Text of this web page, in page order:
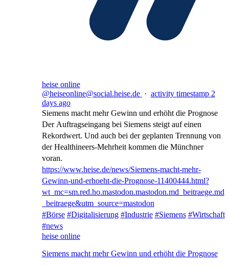
heise online
@heiseonline@social.heise.de · activity timestamp 2
days ago
Siemens macht mehr Gewinn und erhöht die Prognose
Der Auftragseingang bei Siemens steigt auf einen
Rekordwert. Und auch bei der geplanten Trennung von
der Healthineers-Mehrheit kommen die Münchner
voran.
https://www.heise.de/news/Siemens-macht-mehr-
Gewinn-und-erhoeht-die-Prognose-11400444.html?
wt_mc=sm.red.ho.mastodon.mastodon.md_beitraege.md
_beitraege&utm_source=mastodon
#Börse #Digitalisierung #Industrie #Siemens #Wirtschaft
#news
heise online
Siemens macht mehr Gewinn und erhöht die Prognose